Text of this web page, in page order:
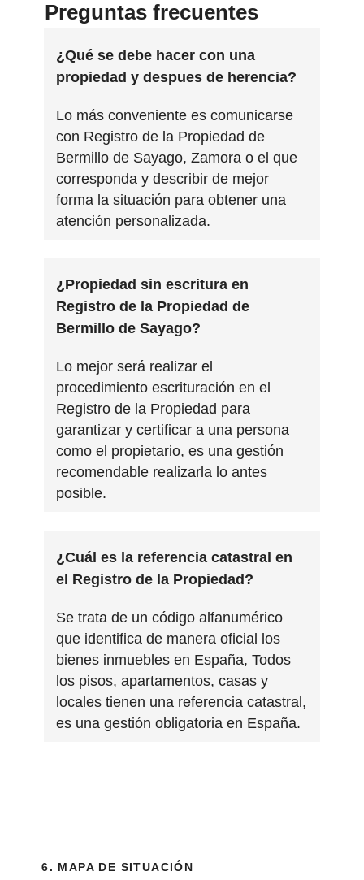
Preguntas frecuentes
¿Qué se debe hacer con una
propiedad y despues de herencia?
Lo más conveniente es comunicarse
con Registro de la Propiedad de
Bermillo de Sayago, Zamora o el que
corresponda y describir de mejor
forma la situación para obtener una
atención personalizada.
¿Propiedad sin escritura en
Registro de la Propiedad de
Bermillo de Sayago?
Lo mejor será realizar el
procedimiento escrituración en el
Registro de la Propiedad para
garantizar y certificar a una persona
como el propietario, es una gestión
recomendable realizarla lo antes
posible.
¿Cuál es la referencia catastral en
el Registro de la Propiedad?
Se trata de un código alfanumérico
que identifica de manera oficial los
bienes inmuebles en España, Todos
los pisos, apartamentos, casas y
locales tienen una referencia catastral,
es una gestión obligatoria en España.
6. MAPA DE SITUACIÓN